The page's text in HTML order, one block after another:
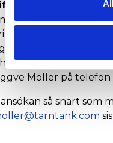
vår tekniska
i de olika
ärenden
internationella
Möller på telefon
så snart som